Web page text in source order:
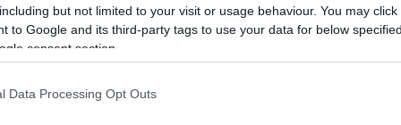
but not limited to your visit or usage behaviour. You may
to Google and its third-party tags to use your data for below
consent section.
Data Processing Opt Outs
σήμερα
διαβήτης και καλοκαίρι
διαταραχής